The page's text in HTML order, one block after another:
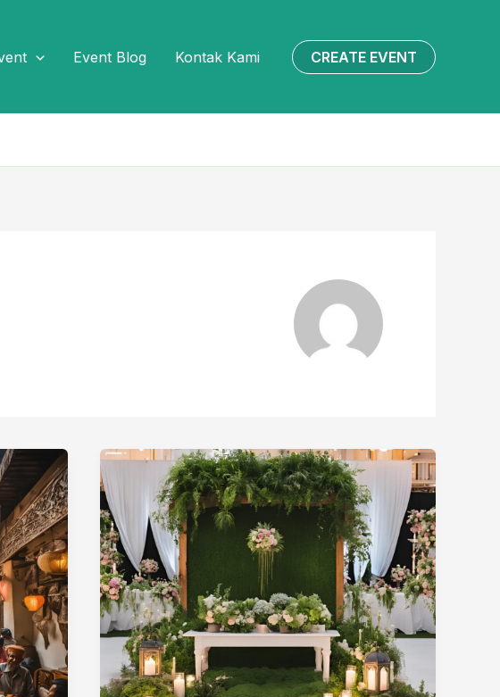
Event Blog Kontak Kami CREATE EVENT